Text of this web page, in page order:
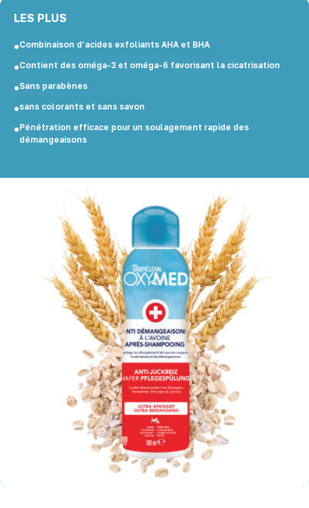
LES PLUS
Combinaison d’acides exfoliants AHA et BHA
Contient des oméga-3 et oméga-6 favorisant la cicatrisation
Sans parabènes
sans colorants et sans savon
Pénétration efficace pour un soulagement rapide des
démangeaisons